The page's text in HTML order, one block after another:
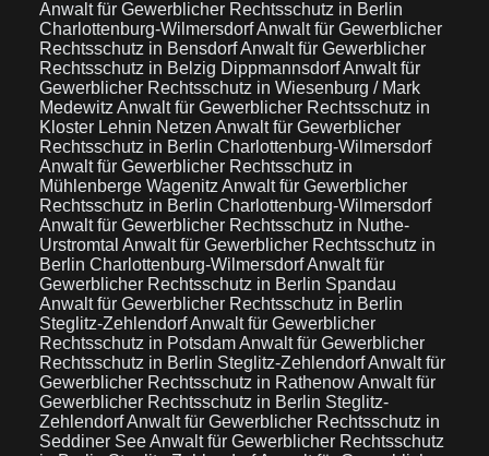
Anwalt für Gewerblicher Rechtsschutz in Berlin
Charlottenburg-WilmersdorfAnwalt für Gewerblicher
Rechtsschutz in BensdorfAnwalt für Gewerblicher
Rechtsschutz in Belzig DippmannsdorfAnwalt für
Gewerblicher Rechtsschutz in Wiesenburg / Mark
Medewitz Anwalt für Gewerblicher Rechtsschutz in
Kloster Lehnin Netzen Anwalt für Gewerblicher
Rechtsschutz in Berlin Charlottenburg-Wilmersdorf
Anwalt für Gewerblicher Rechtsschutz in
Mühlenberge Wagenitz Anwalt für Gewerblicher
Rechtsschutz in Berlin Charlottenburg-Wilmersdorf
Anwalt für Gewerblicher Rechtsschutz in Nuthe-
Urstromtal Anwalt für Gewerblicher Rechtsschutz in
Berlin Charlottenburg-WilmersdorfAnwalt für
Gewerblicher Rechtsschutz in Berlin Spandau
Anwalt für Gewerblicher Rechtsschutz in Berlin
Steglitz-ZehlendorfAnwalt für Gewerblicher
Rechtsschutz in PotsdamAnwalt für Gewerblicher
Rechtsschutz in Berlin Steglitz-ZehlendorfAnwalt für
Gewerblicher Rechtsschutz in RathenowAnwalt für
Gewerblicher Rechtsschutz in Berlin Steglitz-
ZehlendorfAnwalt für Gewerblicher Rechtsschutz in
Seddiner SeeAnwalt für Gewerblicher Rechtsschutz